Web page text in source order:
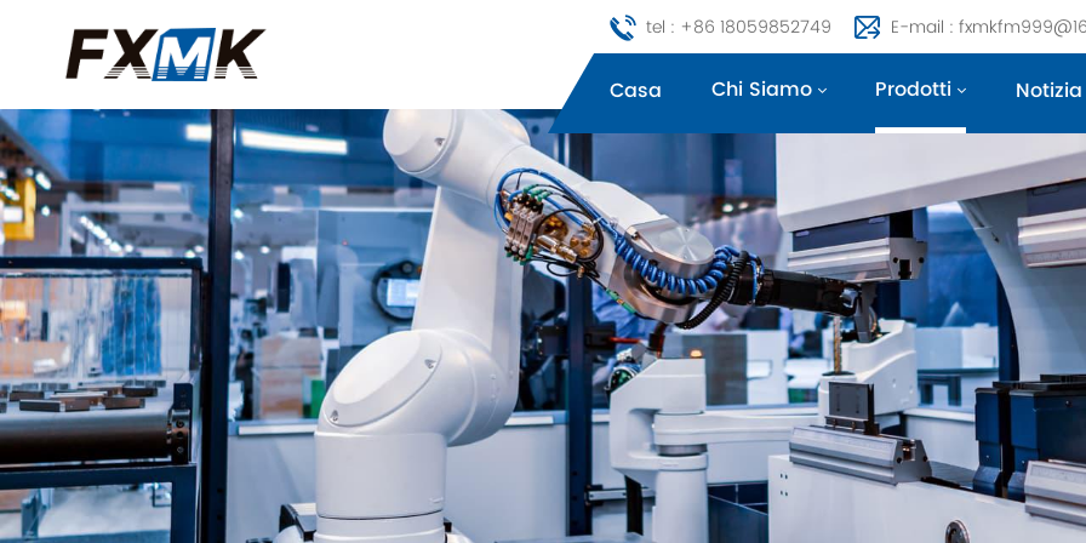
tel : +86 18059852749 E-mail :
Casa Chi Siamo Prodotti Notizia